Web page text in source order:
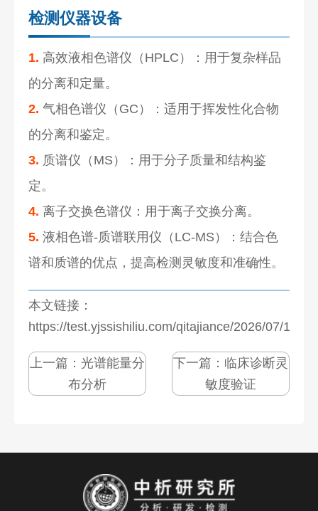
检测仪器设备
1. 高效液相色谱仪（HPLC）：用于复杂样品
的分离和定量。
2. 气相色谱仪（GC）：适用于挥发性化合物
的分离和鉴定。
3. 质谱仪（MS）：用于分子质量和结构鉴
定。
4. 离子交换色谱仪：用于离子交换分离。
5. 液相色谱-质谱联用仪（LC-MS）：结合色
谱和质谱的优点，提高检测灵敏度和准确性。
本文链接：
https://test.yjssishiliu.com/qitajiance/2026/07/
上一篇： 光谱能量分
布分析
下一篇： 临床诊断灵
敏度验证